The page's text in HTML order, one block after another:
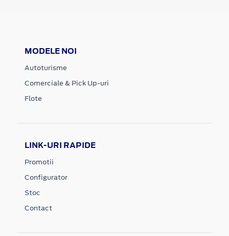
MODELE NOI
Autoturisme
Comerciale & Pick Up-uri
Flote
LINK-URI RAPIDE
Promotii
Configurator
Stoc
Contact